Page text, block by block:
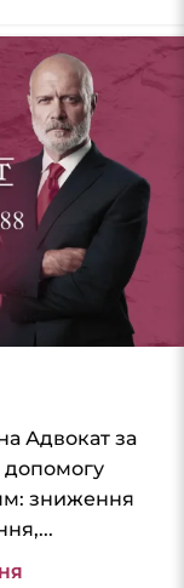
Адвокат за
допомогу
зниження